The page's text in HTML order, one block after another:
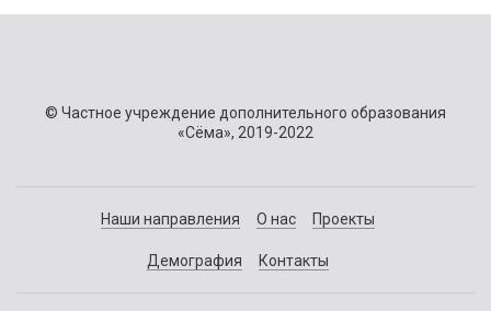
© Частное учреждение дополнительного образования
«Сёма», 2019-2022
Наши направления О нас Проекты
Демография Контакты